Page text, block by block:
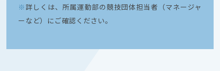
※ 詳しくは、所属運動部の競技団体担当者（マネージャ
ーなど）にご確認ください。